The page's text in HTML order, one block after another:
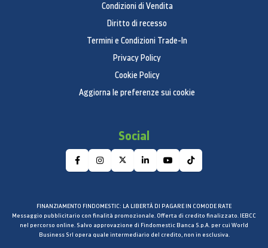
Condizioni di Vendita
Diritto di recesso
Termini e Condizioni Trade-In
Privacy Policy
Cookie Policy
Aggiorna le preferenze sui cookie
Social
FINANZIAMENTO FINDOMESTIC: LA LIBERTÀ DI PAGARE IN COMODE RATE
Messaggio pubblicitario con finalità promozionale. Offerta di credito finalizzato. IEBCC
nel percorso online. Salvo approvazione di Findomestic Banca S.p.A. per cui World
Business Srl opera quale intermediario del credito, non in esclusiva.